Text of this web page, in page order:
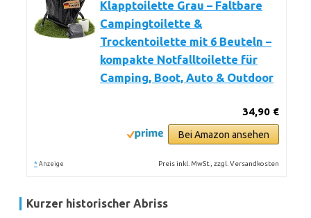
Klapptoilette Grau – Faltbare
Campingtoilette &
Trockentoilette mit 6 Beuteln –
kompakte Notfalltoilette für
Camping, Boot, Auto & Outdoor
34,90 €
Bei Amazon ansehen
* Anzeige Preis inkl. MwSt., zzgl. Versandkosten
Kurzer historischer Abriss